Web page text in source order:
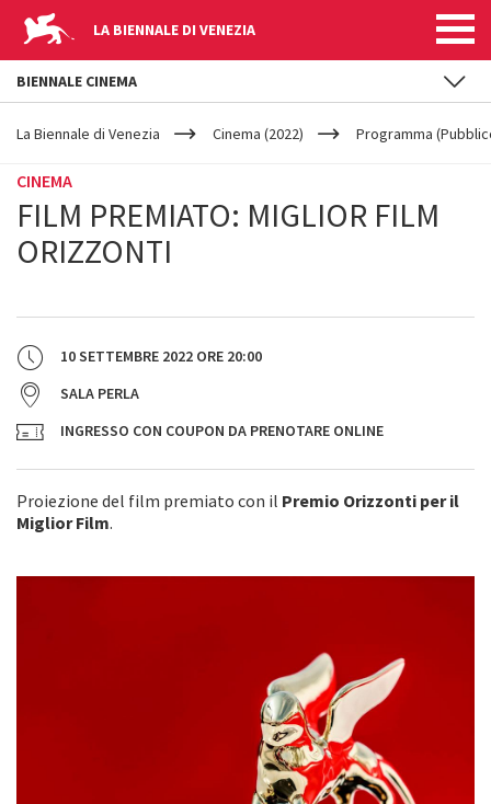
LA BIENNALE DI VENEZIA
YOUR
ARE
La Biennale di Venezia Cinema (2022) Programma
CINEMA
FILM PREMIATO: MIGLIOR FILM
ORIZZONTI
10 SETTEMBRE 2022 ORE 20:00
SALA PERLA
INGRESSO CON COUPON DA PRENOTARE ONLINE
Proiezione del film premiato con il Premio Orizzonti per il
Miglior Film.
BIENNALE CINEMA